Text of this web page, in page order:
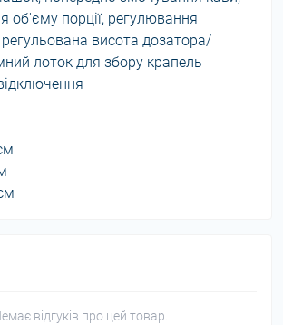
об'єму порції, регулювання
регульована висота дозатора/
лоток для збору крапель
відгуків про цей товар.